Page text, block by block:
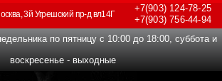
+7(903)124-78-25
+7(903)756-44-94
3й Угрешский пр-д вл14Г
по пятницу с 10:00 до 18:00, суббота и
воскресенье - выходные